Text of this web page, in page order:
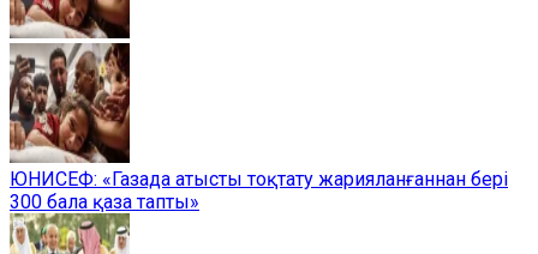
ЮНИСЕФ: «Газада атысты тоқтату жарияланғаннан бері
300 бала қаза тапты»